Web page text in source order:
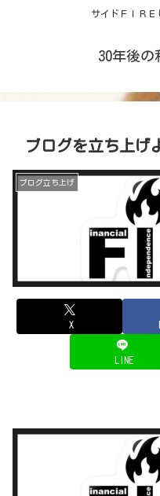
サイドＦＩＲＥ
30年後の
ブログを立ち上
ブログ立ち上げ
X
LINE